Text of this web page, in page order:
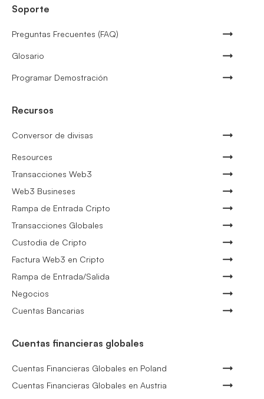
Soporte
Preguntas Frecuentes (FAQ)
Glosario
Programar Demostración
Recursos
Conversor de divisas
Resources
Transacciones Web3
Web3 Busineses
Rampa de Entrada Cripto
Transacciones Globales
Custodia de Cripto
Factura Web3 en Cripto
Rampa de Entrada/Salida
Negocios
Cuentas Bancarias
Cuentas financieras globales
Cuentas Financieras Globales en Poland
Cuentas Financieras Globales en Austria